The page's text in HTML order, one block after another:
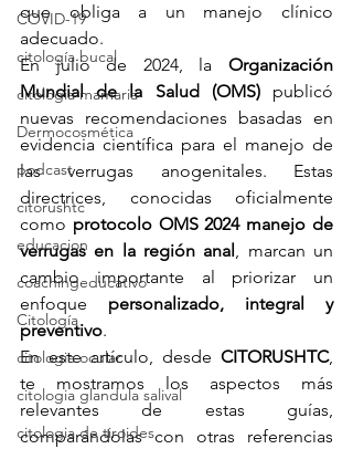
COVID-19
citología bucal
citologia mamaria
Dermocosmética
podcast
citorushtc
educacion
coachingeducativo
Citología
citologia ocular
citologia glandula salival
citologia de tiroides
que obliga a un manejo clínico
adecuado.
En julio de 2024, la Organización
Mundial de la Salud (OMS) publicó
nuevas recomendaciones basadas en
evidencia científica para el manejo de
las verrugas anogenitales. Estas
directrices, conocidas oficialmente
como protocolo OMS 2024 manejo de
verrugas en la región anal , marcan un
cambio importante al priorizar un
enfoque personalizado, integral y
preventivo.
En este artículo, desde CITORUSHTC,
te mostramos los aspectos más
relevantes de estas guías,
comparándolas con otras referencias